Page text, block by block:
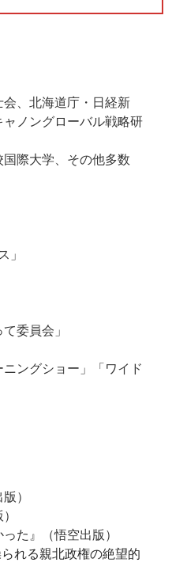
、北海道庁・日経新
ノングローバル戦略研
際大学、その他多数
委員会」
ングショー」「ワイド
）
た 』（悟空出版）
れる親北政権の絶望的